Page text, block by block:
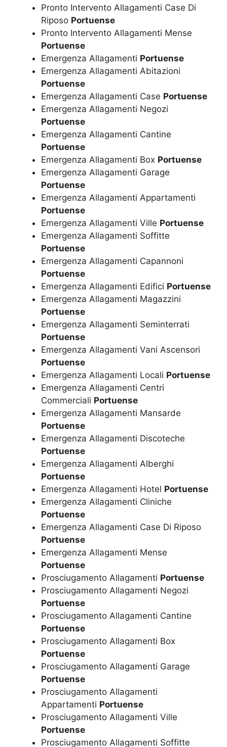
Pronto Intervento Allagamenti Case Di
Riposo Portuense
Pronto Intervento Allagamenti Mense
Portuense
Emergenza Allagamenti Portuense
Emergenza Allagamenti Abitazioni
Portuense
Emergenza Allagamenti Case Portuense
Emergenza Allagamenti Negozi
Portuense
Emergenza Allagamenti Cantine
Portuense
Emergenza Allagamenti Box Portuense
Emergenza Allagamenti Garage
Portuense
Emergenza Allagamenti Appartamenti
Portuense
Emergenza Allagamenti Ville Portuense
Emergenza Allagamenti Soffitte
Portuense
Emergenza Allagamenti Capannoni
Portuense
Emergenza Allagamenti Edifici Portuense
Emergenza Allagamenti Magazzini
Portuense
Emergenza Allagamenti Seminterrati
Portuense
Emergenza Allagamenti Vani Ascensori
Portuense
Emergenza Allagamenti Locali Portuense
Emergenza Allagamenti Centri
Commerciali Portuense
Emergenza Allagamenti Mansarde
Portuense
Emergenza Allagamenti Discoteche
Portuense
Emergenza Allagamenti Alberghi
Portuense
Emergenza Allagamenti Hotel Portuense
Emergenza Allagamenti Cliniche
Portuense
Emergenza Allagamenti Case Di Riposo
Portuense
Emergenza Allagamenti Mense
Portuense
Prosciugamento Allagamenti Portuense
Prosciugamento Allagamenti Negozi
Portuense
Prosciugamento Allagamenti Cantine
Portuense
Prosciugamento Allagamenti Box
Portuense
Prosciugamento Allagamenti Garage
Portuense
Prosciugamento Allagamenti
Appartamenti Portuense
Prosciugamento Allagamenti Ville
Portuense
Prosciugamento Allagamenti Soffitte